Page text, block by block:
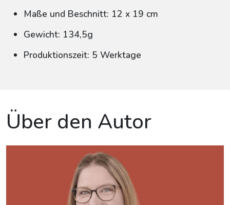
Maße und Beschnitt: 12 x 19 cm
Gewicht: 134,5g
Produktionszeit: 5 Werktage
Über den Autor